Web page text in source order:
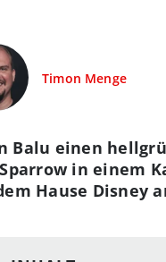
Timon Menge
Balu einen
Sparrow in einem
Hause Disney